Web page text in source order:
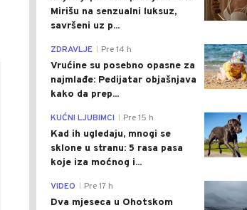
Mirišu na senzualni luksuz,
savršeni uz p...
ZDRAVLJE Pre 14 h
Vrućine su posebno opasne za
najmlađe: Pedijatar objašnjava
kako da prep...
KUĆNI LJUBIMCI Pre 15 h
Kad ih ugledaju, mnogi se
sklone u stranu: 5 rasa pasa
koje iza moćnog i...
VIDEO Pre 17 h
Dva mjeseca u Ohotskom